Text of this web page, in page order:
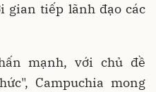
gian tiếp lãnh đạo các
mạnh, với chủ đề
Campuchia mong